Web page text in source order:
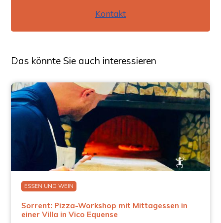
Kontakt
Das könnte Sie auch interessieren
ESSEN UND WEIN
Sorrent: Pizza-Workshop mit Mittagessen in
einer Villa in Vico Equense